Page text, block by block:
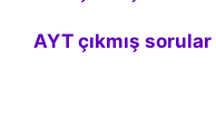
AYT çıkmış